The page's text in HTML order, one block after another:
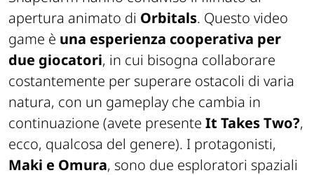
apertura animato di Orbitals. Questo video
game è una esperienza cooperativa per
due giocatori, in cui bisogna collaborare
costantemente per superare ostacoli di varia
natura, con un gameplay che cambia in
continuazione (avete presente It Takes Two?,
ecco, qualcosa del genere). I protagonisti,
Maki e Omura, sono due esploratori spaziali